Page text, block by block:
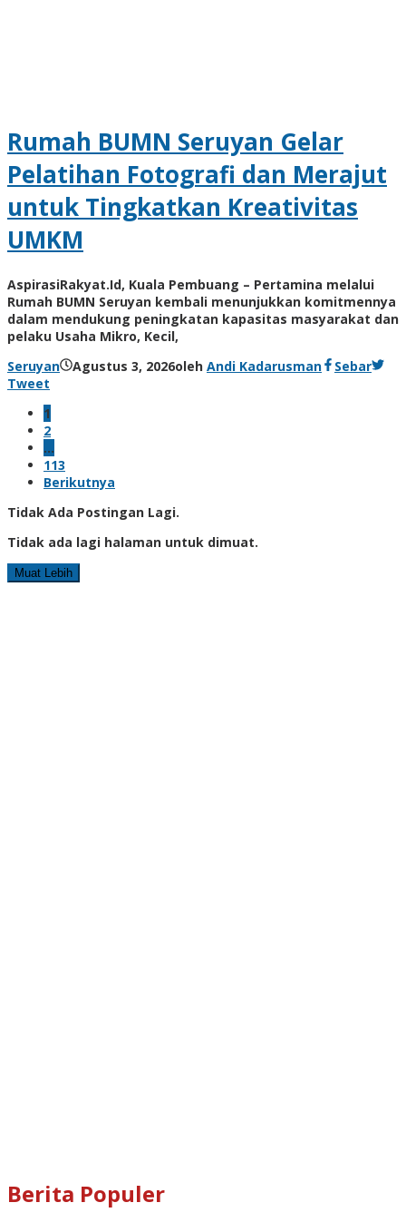
Rumah BUMN Seruyan Gelar
Pelatihan Fotografi dan Merajut
untuk Tingkatkan Kreativitas
UMKM
AspirasiRakyat.Id, Kuala Pembuang – Pertamina melalui
Rumah BUMN Seruyan kembali menunjukkan komitmennya
dalam mendukung peningkatan kapasitas masyarakat dan
pelaku Usaha Mikro, Kecil,
Seruyan
Agustus 3, 2026oleh Andi Kadarusman
Sebar
Tweet
1
2
…
113
Berikutnya
Tidak Ada Postingan Lagi.
Tidak ada lagi halaman untuk dimuat.
Muat Lebih
Berita Populer